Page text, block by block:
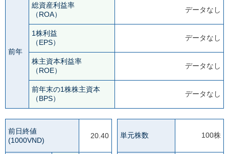
前年
総資産利益率
（ROA）
データなし
1株利益
（EPS）
データなし
株主資本利益率
（ROE）
データなし
前年末の1株株主資本
（BPS）
データなし
前日終値
(1000VND)
20.40 単元株数 100株